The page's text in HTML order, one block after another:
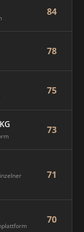
84
78
75
73
71
70